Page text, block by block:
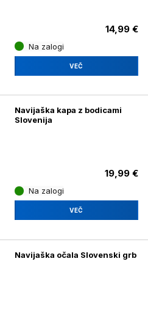
14,99 €
Na zalogi
VEČ
Navijaška kapa z bodicami
Slovenija
19,99 €
Na zalogi
VEČ
Navijaška očala Slovenski grb